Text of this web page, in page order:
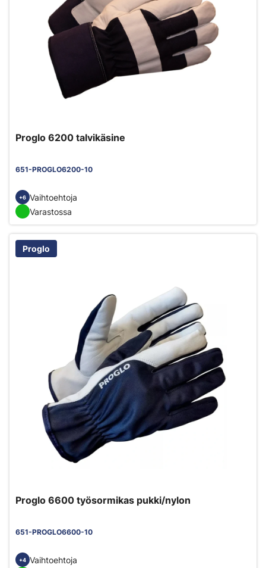
Proglo 6200 talvikäsine
651-PROGLO6200-10
+6 Vaihtoehtoja
Varastossa
Proglo
Proglo 6600 työsormikas pukki/nylon
651-PROGLO6600-10
+4 Vaihtoehtoja